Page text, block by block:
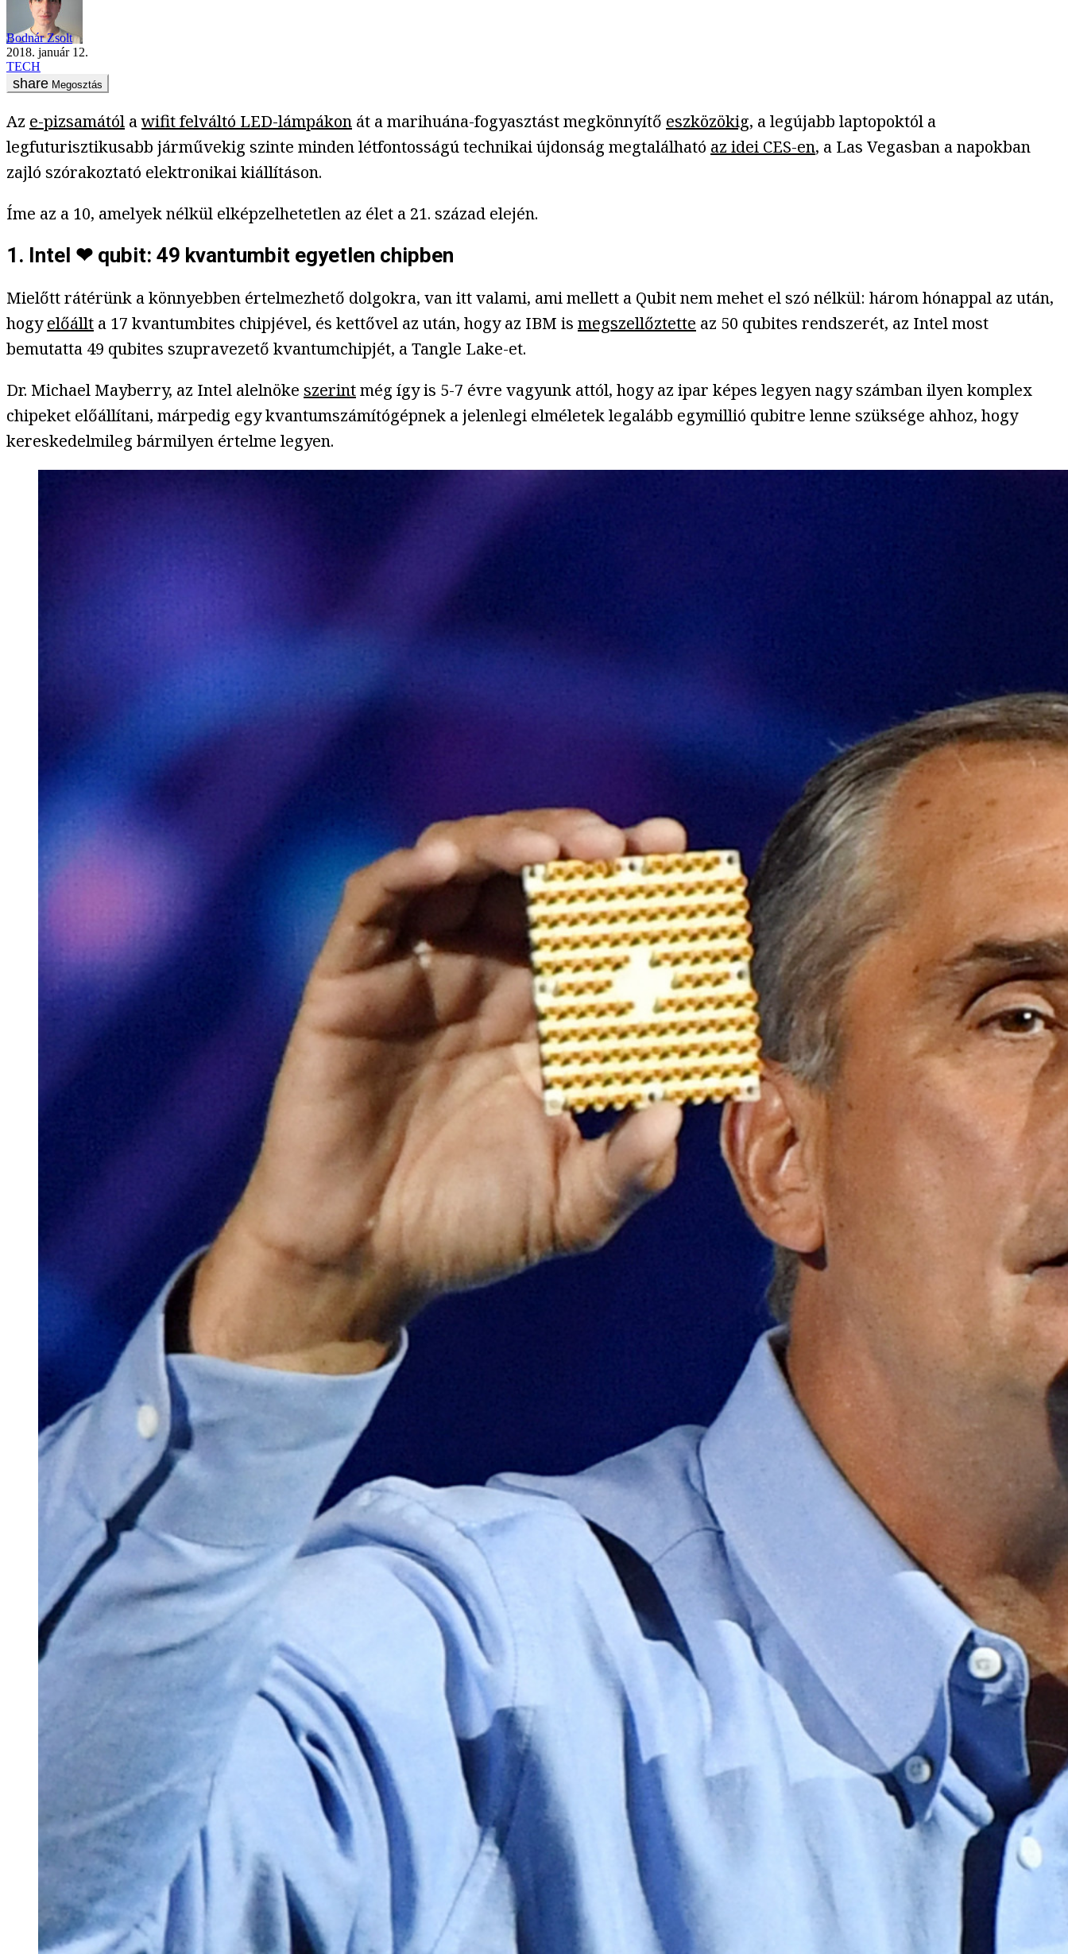
Bodnár Zsolt
2018. január 12.
TECH
Megosztás
Az e-pizsamától awifit felváltó LED-lámpákon át a marihuána-fogyasztást megkönnyítő eszközökig, a legújabb laptopoktól a
legfuturisztikusabb járművekig szinte minden létfontosságú technikai újdonság megtalálható az idei CES-en, a Las Vegasban a napokban
zajló szórakoztató elektronikai kiállításon.
Íme az a 10, amelyek nélkül elképzelhetetlen az élet a 21. század elején.
1. Intel ❤ qubit: 49 kvantumbit egyetlen chipben
Mielőtt rátérünk a könnyebben értelmezhető dolgokra, van itt valami, ami mellett a Qubit nem mehet el szó nélkül: három hónappal az után,
hogyelőállt a 17 kvantumbites chipjével, és kettővel az után, hogy az IBM is megszellőztette az 50 qubites rendszerét, az Intel most
bemutatta 49 qubites szupravezető kvantumchipjét, a Tangle Lake-et.
Dr. Michael Mayberry, az Intel alelnöke szerintmég így is 5-7 évre vagyunk attól, hogy az ipar képes legyen nagy számban ilyen komplex
chipeket előállítani, márpedig egy kvantumszámítógépnek a jelenlegi elméletek legalább egymillió qubitre lenne szüksége ahhoz, hogy
kereskedelmileg bármilyen értelme legyen.